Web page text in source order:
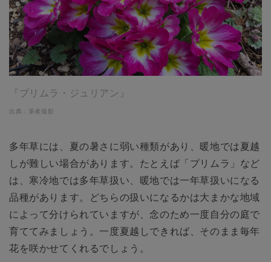
『プリムラ・ジュリアン』
出典：筆者撮影
多年草には、夏の暑さに弱い種類があり、暖地では夏越
しが難しい場合があります。たとえば「プリムラ」など
は、寒冷地では多年草扱い、暖地では一年草扱いになる
品種があります。どちらの扱いになるかは大まかな地域
によって分けられていますが、念のため一度自分の庭で
育ててみましょう。一度夏越しできれば、そのまま毎年
花を咲かせてくれるでしょう。